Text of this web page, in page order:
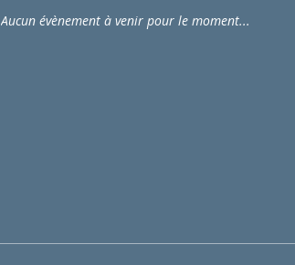
Aucun évènement à venir pour le moment...